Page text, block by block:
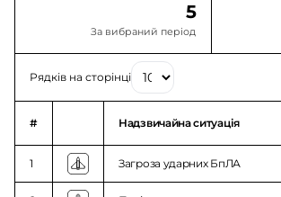
5
За вибраний період
Рядків на сторінці
# Надзвичайна ситуація
1 Загроза ударних БпЛА